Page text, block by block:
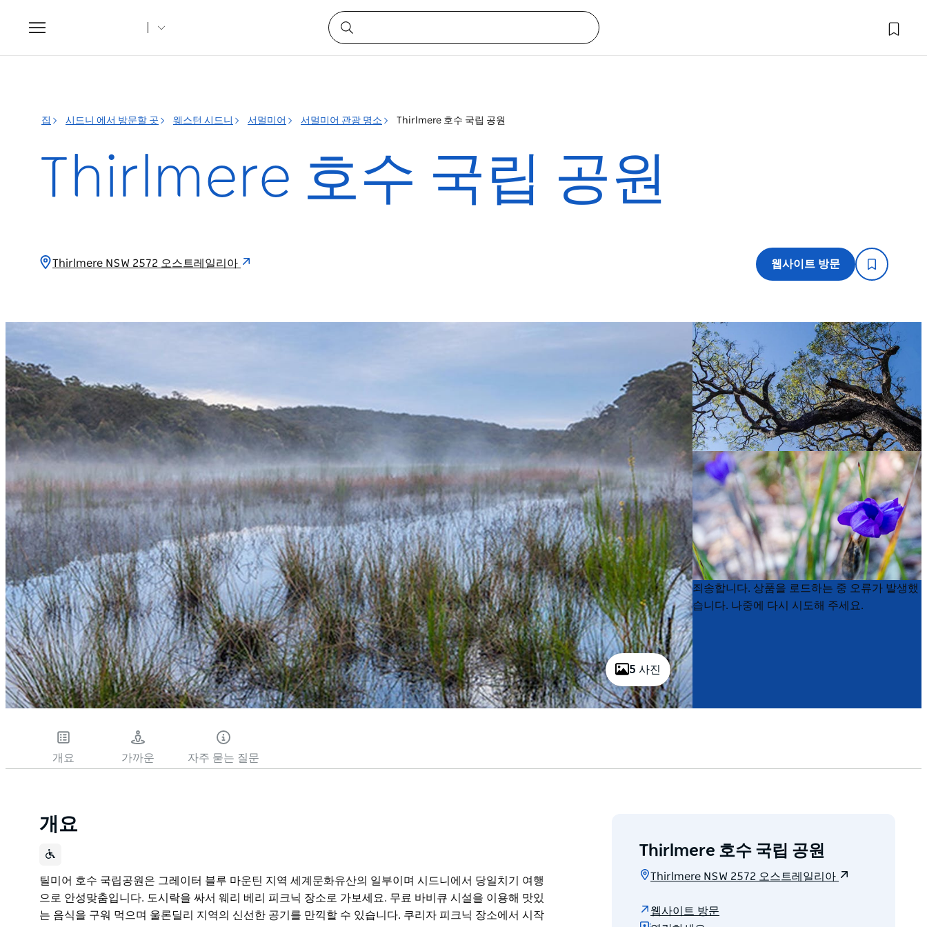
Toggle
navigation
집 시드니 에서 방문할 곳 웨스턴 시드니 서멀미어 서멀미어 관광 명소 Thirlmere 호수 국립 공원
Thirlmere 호수 국립 공원
Thirlmere NSW 2572 오스트레일리아 웹사이트 방문
5 사진
Product
List
Product
List
죄송합니다. 상품을 로드하는 중 오류가 발생했
습니다. 나중에 다시 시도해 주세요.
개요 가까운 자주 묻는 질문
개요
틸미어 호수 국립공원은 그레이터 블루 마운틴 지역 세계문화유산의 일부이며 시드니에서 당일치기 여행
으로 안성맞춤입니다. 도시락을 싸서 웨리 베리 피크닉 장소로 가보세요. 무료 바비큐 시설을 이용해 맛있
는 음식을 구워 먹으며 울론딜리 지역의 신선한 공기를 만끽할 수 있습니다. 쿠리자 피크닉 장소에서 시작
Thirlmere 호수 국립 공원
Thirlmere NSW 2572 오스트레일리아
웹사이트 방문